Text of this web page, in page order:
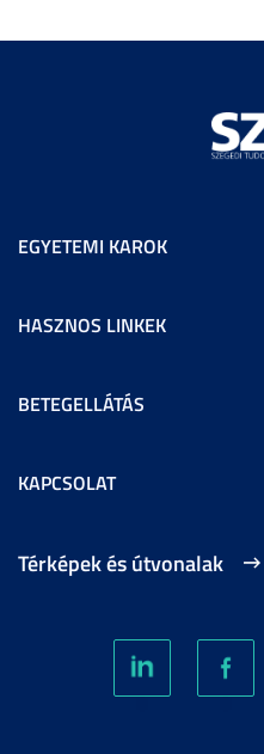
EGYETEMI KAROK
HASZNOS LINKEK
BETEGELLÁTÁS
KAPCSOLAT
Térképek és útvonalak